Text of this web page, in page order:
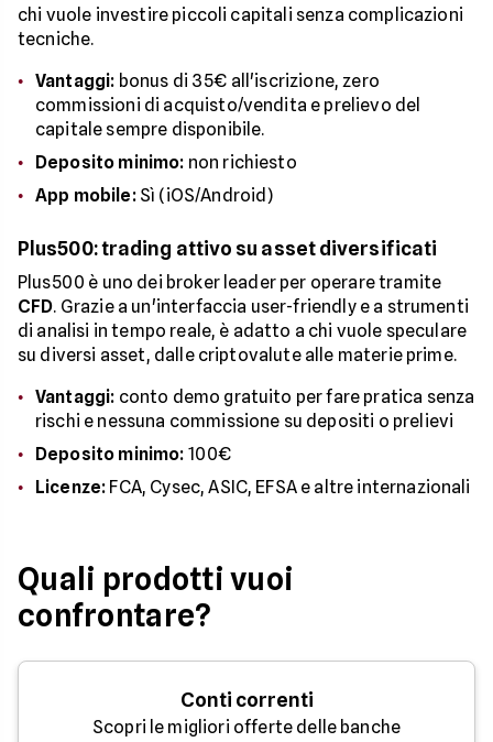
chi vuole investire piccoli capitali senza complicazioni
tecniche.
Vantaggi: bonus di 35€ all'iscrizione, zero
commissioni di acquisto/vendita e prelievo del
capitale sempre disponibile.
Deposito minimo: non richiesto
App mobile:Sì (iOS/Android)
Plus500: trading attivo su asset diversificati
Plus500 è uno dei broker leader per operare tramite
CFD. Grazie a un'interfaccia user-friendly e a strumenti
di analisi in tempo reale, è adatto a chi vuole speculare
su diversi asset, dalle criptovalute alle materie prime.
Vantaggi: conto demo gratuito per fare pratica senza
rischi e nessuna commissione su depositi o prelievi
Deposito minimo: 100€
Licenze: FCA, Cysec, ASIC, EFSA e altre internazionali
Quali prodotti vuoi
confrontare?
Conti correnti
Scopri le migliori offerte delle banche